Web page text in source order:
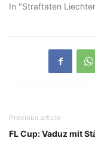
In "Straftaten
Previous article
FL Cup: Vaduz mit